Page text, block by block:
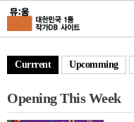
Currrent Upcomming
Opening This Week